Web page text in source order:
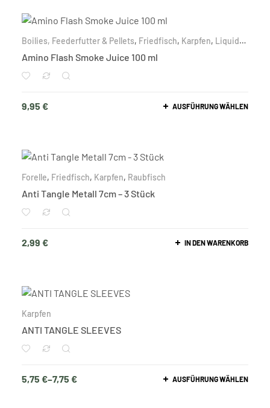
Boilies, Feederfutter & Pellets, Friedfisch, Karpfen, Liquids,
Amino Flash Smoke Juice 100 ml
9,95 € AUSFÜHRUNG WÄHLEN
Forelle, Friedfisch, Karpfen, Raubfisch
Anti Tangle Metall 7cm – 3 Stück
2,99 € IN DEN WARENKORB
Karpfen
ANTI TANGLE SLEEVES
5,75 €–7,75 € AUSFÜHRUNG WÄHLEN